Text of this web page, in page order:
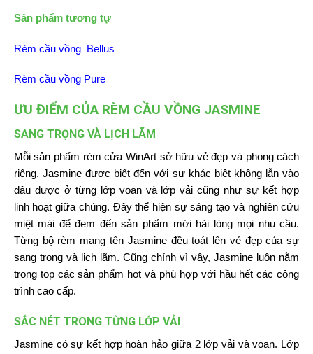
Sản phẩm tương tự
Rèm cầu vồng Bellus
Rèm cầu vồng Pure
ƯU ĐIỂM CỦA RÈM CẦU VỒNG JASMINE
SANG TRỌNG VÀ LỊCH LÃM
Mỗi sản phẩm rèm cửa WinArt sở hữu vẻ đẹp và phong cách
riêng. Jasmine được biết đến với sự khác biệt không lẫn vào
đâu được ở từng lớp voan và lớp vải cũng như sự kết hợp
linh hoạt giữa chúng. Đây thể hiện sự sáng tạo và nghiên cứu
miệt mài để đem đến sản phẩm mới hài lòng mọi nhu cầu.
Từng bộ rèm mang tên Jasmine đều toát lên vẻ đẹp của sự
sang trọng và lịch lãm. Cũng chính vì vậy, Jasmine luôn nằm
trong top các sản phẩm hot và phù hợp với hầu hết các công
trình cao cấp.
SẮC NÉT TRONG TỪNG LỚP VẢI
Jasmine có sự kết hợp hoàn hảo giữa 2 lớp vải và voan. Lớp